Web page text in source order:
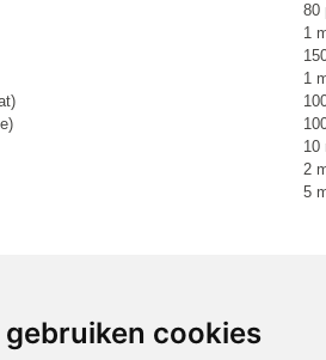
gebruiken cookies
80
1
1
10
2
5
hydroxypropylmethylcellulose,
thiaminemononitraat, antiklontermiddelen:
calciumpanthotenaat, gemengde
bètacaroteen, pyridoxal-5-fosfaat,
methylcobalamine, calcium- L-